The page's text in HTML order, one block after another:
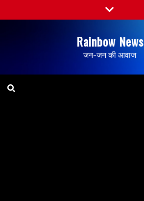
Rainbow News
जन-जन की आवाज